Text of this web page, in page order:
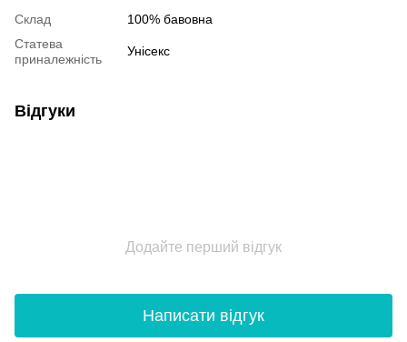
Склад
100% бавовна
Статева
приналежність
Унісекс
Відгуки
Додайте перший відгук
Написати відгук